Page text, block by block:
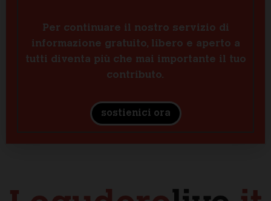
Per continuare il nostro servizio di
informazione gratuito, libero e aperto a
tutti diventa più che mai importante il tuo
contributo.
sostienici ora